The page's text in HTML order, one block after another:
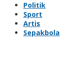
Politik
Sport
Artis
Sepakbola